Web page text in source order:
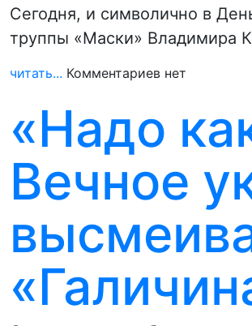
Сегодня, и символично в
труппы «Маски» Владимира
читать... Комментариев нет
«Надо
Вечное